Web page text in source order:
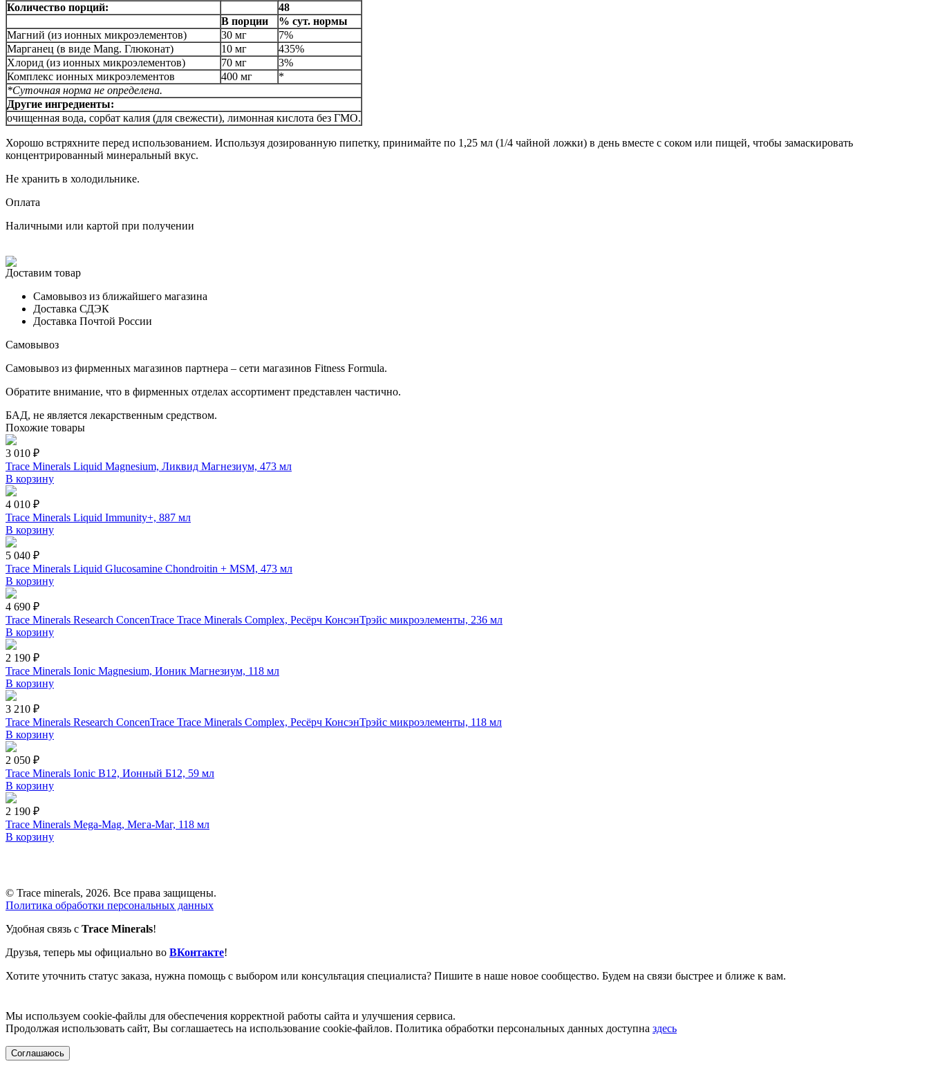
Количество порций:
48
В порции
% сут. нормы
Магний (из ионных микроэлементов)
30 мг
7%
Марганец (в виде Mang. Глюконат)
10 мг
435%
Хлорид (из ионных микроэлементов)
70 мг
3%
Комплекс ионных микроэлементов
400 мг
*
*Суточная норма не определена.
Другие ингредиенты:
очищенная вода, сорбат калия (для свежести), лимонная кислота без ГМО.
Хорошо встряхните перед использованием. Используя дозированную пипетку, принимайте по 1,25 мл (1/4 чайной ложки) в день вместе с соком или пищей, чтобы замаскировать
концентрированный минеральный вкус.
Не хранить в холодильнике.
Оплата
Наличными или картой при получении
Доставим товар
Самовывоз из ближайшего магазина
Доставка СДЭК
Доставка Почтой России
Самовывоз
Самовывоз из фирменных магазинов партнера – сети магазинов Fitness Formula.
Обратите внимание, что в фирменных отделах ассортимент представлен частично.
БАД, не является лекарственным средством.
Похожие товары
3 010 ₽
Trace Minerals Liquid Magnesium, Ликвид Магнезиум, 473 мл
В корзину
4 010 ₽
Trace Minerals Liquid Immunity+, 887 мл
В корзину
5 040 ₽
Trace Minerals Liquid Glucosamine Chondroitin + MSM, 473 мл
В корзину
4 690 ₽
Trace Minerals Research ConcenTrace Trace Minerals Complex, Ресёрч КонсэнТрэйс микроэлементы, 236 мл
В корзину
2 190 ₽
Trace Minerals Ionic Magnesium, Ионик Магнезиум, 118 мл
В корзину
3 210 ₽
Trace Minerals Research ConcenTrace Trace Minerals Complex, Ресёрч КонсэнТрэйс микроэлементы, 118 мл
В корзину
2 050 ₽
Trace Minerals Ionic B12, Ионный Б12, 59 мл
В корзину
2 190 ₽
Trace Minerals Mega-Mag, Мега-Маг, 118 мл
В корзину
© Trace minerals, 2026. Все права защищены.
Политика обработки персональных данных
Удобная связь с Trace Minerals!
Друзья, теперь мы официально во ВКонтакте!
Хотите уточнить статус заказа, нужна помощь с выбором или консультация специалиста? Пишите в наше новое сообщество. Будем на связи быстрее и ближе к вам.
Мы используем cookie-файлы для обеспечения корректной работы сайта и улучшения сервиса.
Продолжая использовать сайт, Вы соглашаетесь на использование cookie-файлов. Политика обработки персональных данных доступна здесь
Соглашаюсь